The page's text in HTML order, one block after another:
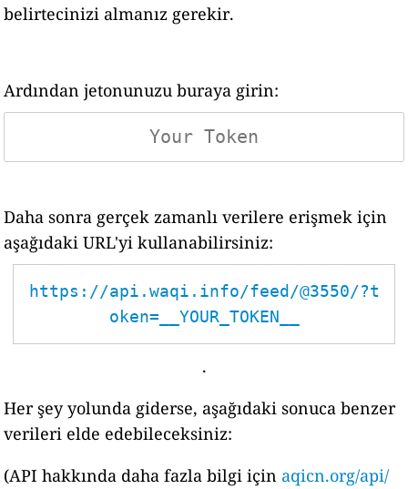
belirtecinizi almanız gerekir.
Ardından jetonunuzu buraya girin:
Daha sonra gerçek zamanlı verilere erişmek için
aşağıdaki URL'yi kullanabilirsiniz:
https://api.waqi.info/feed/@3550/?t
oken=__YOUR_TOKEN__
.
Her şey yolunda giderse, aşağıdaki sonuca benzer
verileri elde edebileceksiniz:
(API hakkında daha fazla bilgi için aqicn.org/api/